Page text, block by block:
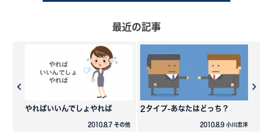
最近の記事
やればいいんでしょやれば
2010.8.7 その他
2タイプ-あなたはどっち？
2010.8.9 小川忠洋